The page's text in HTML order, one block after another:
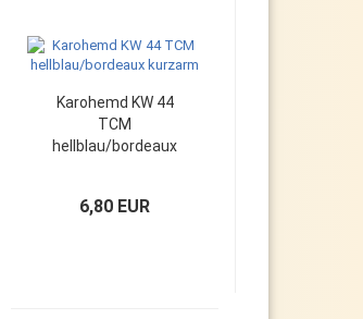
Karohemd KW 44
TCM
hellblau/bordeaux
6,80 EUR